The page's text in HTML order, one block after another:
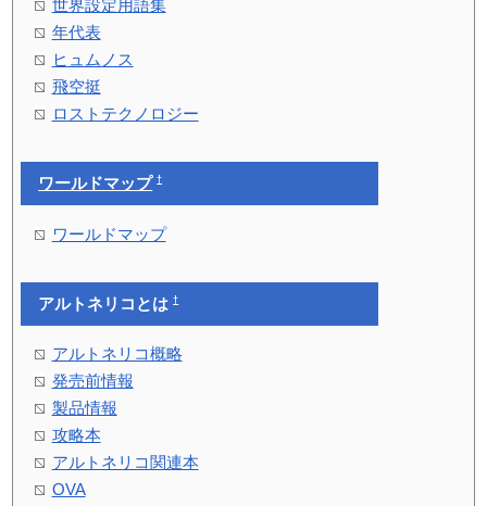
世界設定用語集
年代表
ヒュムノス
飛空挺
ロストテクノロジー
ワールドマップ †
ワールドマップ
アルトネリコとは†
アルトネリコ概略
発売前情報
製品情報
攻略本
アルトネリコ関連本
OVA